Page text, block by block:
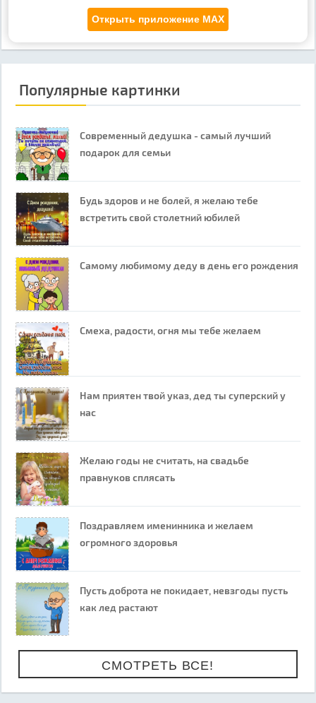
Открыть приложение MAX
Популярные картинки
Современный дедушка - самый лучший
подарок для семьи
Будь здоров и не болей, я желаю тебе
встретить свой столетний юбилей
Самому любимому деду в день его рождения
Смеха, радости, огня мы тебе желаем
Нам приятен твой указ, дед ты суперский у
нас
Желаю годы не считать, на свадьбе
правнуков сплясать
Поздравляем именинника и желаем
огромного здоровья
Пусть доброта не покидает, невзгоды пусть
как лед растают
СМОТРЕТЬ ВСЕ!